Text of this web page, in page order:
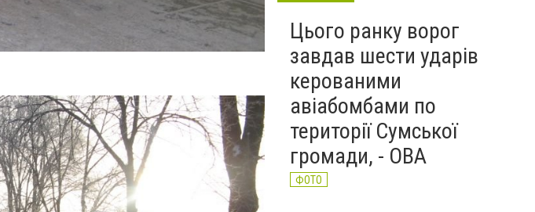
Цього ранку ворог
завдав шести ударів
керованими
авіабомбами по
території Сумської
громади, - ОВА
ФОТО